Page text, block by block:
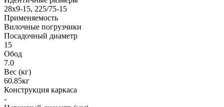
28x9-15, 225/75-15
Применяемость
Вилочные погрузчики
Посадочный диаметр
15
Обод
7.0
Вес (кг)
60.85кг
Конструкция каркаса
-